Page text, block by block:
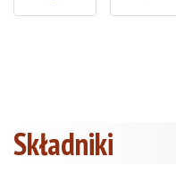
Składniki